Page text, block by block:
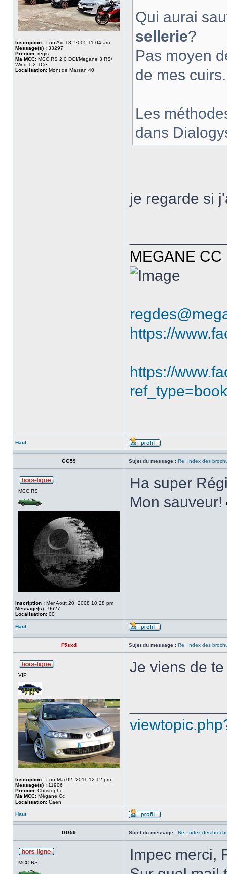
Inscription : Lun Avr 18, 2005 11:04 am
Message(s) : 33297
Prenom: régis
Ma MCC: MCC RS 2.0 DCI/Megane 3 RS/
Wind 1.2 TCe
Localisation: Mont de Marsan 40
Qui aurai
sellerie?
Pas moyen
de mes
Les
dans
je regarde si
MEGANE
https://
https://
Haut
GG59 Sujet du message : Re: Index des
MCC RS
Inscription : Mer Août 20, 2008 10:28 pm
Message(s) : 9627
Localisation: 00
Ha super
Mon sauveur!
Haut
F5sxd Sujet du message : Re: Index des
VIP
Inscription : Lun Mai 02, 2011 12:12 pm
Message(s) : 11906
Prenom: Christophe
Ma MCC: Mégane Cc
Localisation: Caen
Je viens de
Haut
GG59 Sujet du message : Re: Index des
MCC RS
Impec merci,